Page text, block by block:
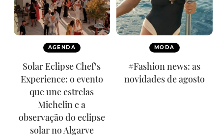
AGENDA
Solar Eclipse Chef's
Experience: o evento
que une estrelas
Michelin e a
observação do eclipse
solar no Algarve
MODA
#Fashion news: as
novidades de agosto